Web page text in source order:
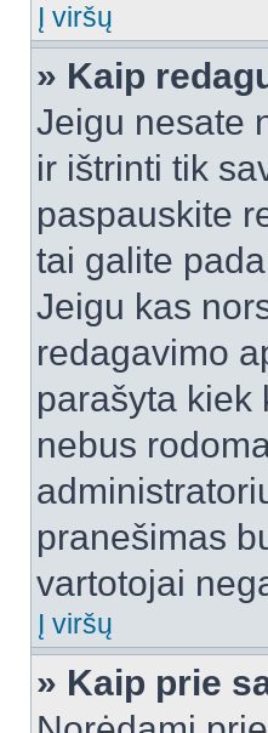
Į viršų
» Kaip
Jeigu nesate
ir ištrinti tik
paspauskite
tai galite
Jeigu kas
redagavimo
parašyta kiek
nebus
pranešimas
vartotojai
Į viršų
» Kaip prie